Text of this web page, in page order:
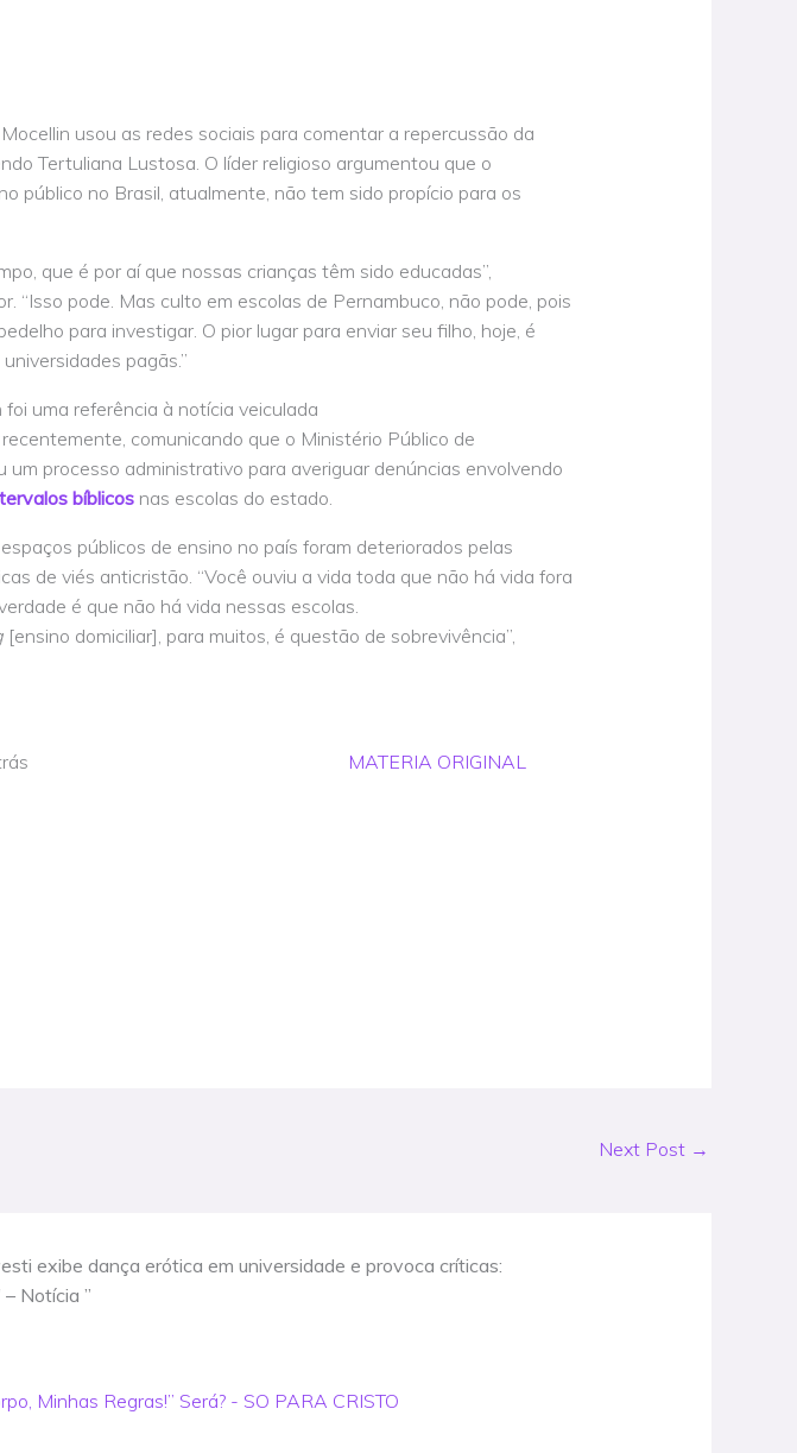
usou as redes sociais para comentar a repercussão da
Tertuliana Lustosa. O líder religioso argumentou que o
público no Brasil, atualmente, não tem sido propício para os
que é por aí que nossas crianças têm sido educadas”,
“Isso pode. Mas culto em escolas de Pernambuco, não pode, pois
para investigar. O pior lugar para enviar seu filho, hoje, é
pagãs.”
uma referência à notícia veiculada
comunicando que o Ministério Público de
um processo administrativo para averiguar denúncias envolvendo
bíblicosnas escolas do estado.
públicos de ensino no país foram deteriorados pelas
de viés anticristão. “Você ouviu a vida toda que não há vida fora
é que não há vida nessas escolas.
[ensino domiciliar], para muitos, é questão de sobrevivência”,
MATERIA ORIGINAL
Next Post →
exibe dança erótica em universidade e provoca críticas:
Notícia ”
Minhas Regras!” Será? - SO PARA CRISTO